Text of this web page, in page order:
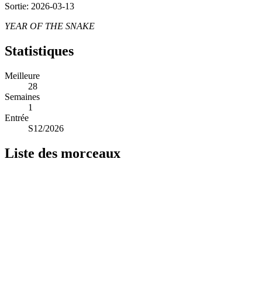
Sortie: 2026-03-13
YEAR OF THE SNAKE
Statistiques
Meilleure
28
Semaines
1
Entrée
S12/2026
Liste des morceaux